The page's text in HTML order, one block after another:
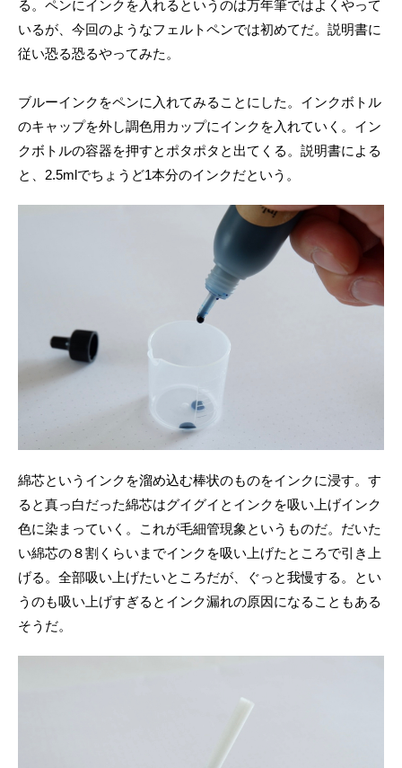
る。ペンにインクを入れるというのは万年筆ではよくやって
いるが、今回のようなフェルトペンでは初めてだ。説明書に
従い恐る恐るやってみた。
ブルーインクをペンに入れてみることにした。インクボトル
のキャップを外し調色用カップにインクを入れていく。イン
クボトルの容器を押すとポタポタと出てくる。説明書による
と、2.5mlでちょうど1本分のインクだという。
綿芯というインクを溜め込む棒状のものをインクに浸す。す
ると真っ白だった綿芯はグイグイとインクを吸い上げインク
色に染まっていく。これが毛細管現象というものだ。だいた
い綿芯の８割くらいまでインクを吸い上げたところで引き上
げる。全部吸い上げたいところだが、ぐっと我慢する。とい
うのも吸い上げすぎるとインク漏れの原因になることもある
そうだ。